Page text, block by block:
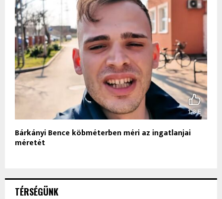
Bárkányi Bence köbméterben méri az ingatlanjai
méretét
TÉRSÉGÜNK